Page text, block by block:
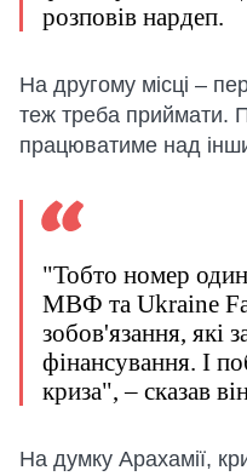
розповів нардеп.
На другому місці –
теж треба приймати.
працюватиме над
"Тобто номер
МВФ та Ukraine
зобов'язання, які
фінансування. І
криза", – сказав
На думку Арахамії,